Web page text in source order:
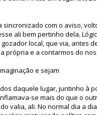
com o aviso,
ali bem pertinho dela.
local, que via, antes
própria e a contarmos do
e sejam
daquele lugar, juntinho à
se mais do que o
valia, ali. No normal dia a